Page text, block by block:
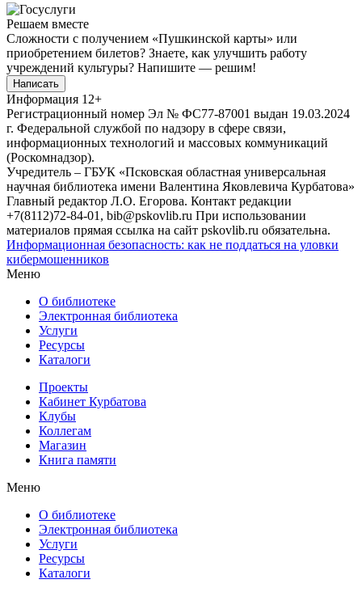
Решаем вместе
Сложности с получением «Пушкинской карты» или
приобретением билетов? Знаете, как улучшить работу
учреждений культуры? Напишите — решим!
Написать
Информация 12+
Регистрационный номер Эл № ФС77-87001 выдан 19.03.2024
г. Федеральной службой по надзору в сфере связи,
информационных технологий и массовых коммуникаций
(Роскомнадзор).
Учредитель – ГБУК «Псковская областная универсальная
научная библиотека имени Валентина Яковлевича Курбатова»
Главный редактор Л.О. Егорова. Контакт редакции
+7(8112)72-84-01, bib@pskovlib.ru При использовании
материалов прямая ссылка на сайт pskovlib.ru обязательна.
Информационная безопасность: как не поддаться на уловки
кибермошенников
Меню
О библиотеке
Электронная библиотека
Услуги
Ресурсы
Каталоги
Проекты
Кабинет Курбатова
Клубы
Коллегам
Магазин
Книга памяти
Меню
О библиотеке
Электронная библиотека
Услуги
Ресурсы
Каталоги